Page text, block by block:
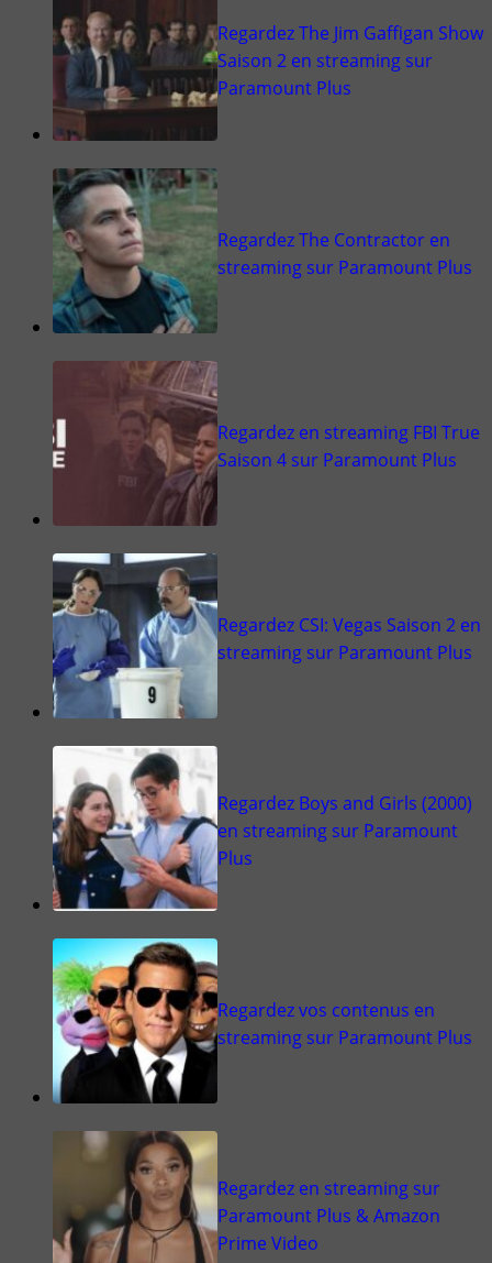
Regardez The Jim Gaffigan Show
Saison 2 en streaming sur
Paramount Plus
Regardez The Contractor en
streaming sur Paramount Plus
Regardez en streaming FBI True
Saison 4 sur Paramount Plus
Regardez CSI: Vegas Saison 2 en
streaming sur Paramount Plus
Regardez Boys and Girls (2000)
en streaming sur Paramount
Plus
Regardez vos contenus en
streaming sur Paramount Plus
Regardez en streaming sur
Paramount Plus & Amazon
Prime Video